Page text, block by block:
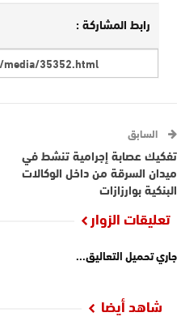
رابط المشاركة :
السابق
تفكيك عصابة إجرامية تنشط في
ميدان السرقة من داخل الوكالات
البنكية بوارزازات
تعليقات الزوار
جاري تحميل التعاليق...
شاهد أيضا